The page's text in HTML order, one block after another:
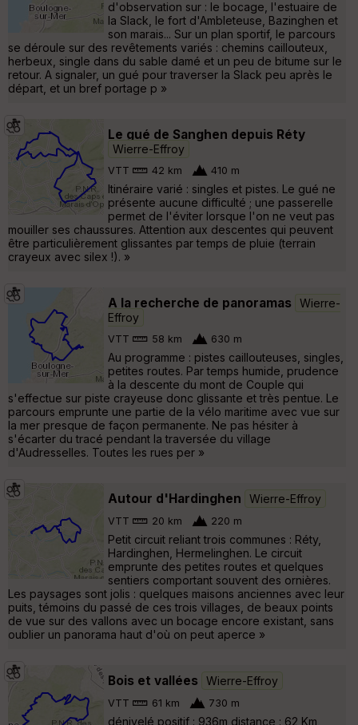
d'observation sur : le bocage, l'estuaire de
la Slack, le fort d'Ambleteuse, Bazinghen et
son marais... Sur un plan sportif, le parcours
se déroule sur des revêtements variés : chemins caillouteux,
herbeux, single dans du sable damé et un peu de bitume sur le
retour. A signaler, un gué pour traverser la Slack peu après le
départ, et un bref portage p »
Le gué de Sanghen depuis Réty
Wierre-Effroy
VTT 42 km 410 m
Itinéraire varié : singles et pistes. Le gué ne
présente aucune difficulté ; une passerelle
permet de l'éviter lorsque l'on ne veut pas
mouiller ses chaussures. Attention aux descentes qui peuvent
être particulièrement glissantes par temps de pluie (terrain
crayeux avec silex !). »
A la recherche de panoramas
Wierre-
Effroy
VTT 58 km 630 m
Au programme : pistes caillouteuses, singles,
petites routes. Par temps humide, prudence
à la descente du mont de Couple qui
s'effectue sur piste crayeuse donc glissante et très pentue. Le
parcours emprunte une partie de la vélo maritime avec vue sur
la mer presque de façon permanente. Ne pas hésiter à
s'écarter du tracé pendant la traversée du village
d'Audresselles. Toutes les rues per »
Autour d'Hardinghen Wierre-Effroy
VTT 20 km 220 m
Petit circuit reliant trois communes : Réty,
Hardinghen, Hermelinghen. Le circuit
emprunte des petites routes et quelques
sentiers comportant souvent des ornières.
Les paysages sont jolis : quelques maisons anciennes avec leur
puits, témoins du passé de ces trois villages, de beaux points
de vue sur des vallons avec un bocage encore existant, sans
oublier un panorama haut d'où on peut aperce »
Bois et vallées Wierre-Effroy
VTT 61 km 730 m
dénivelé positif : 936m distance : 62 Km